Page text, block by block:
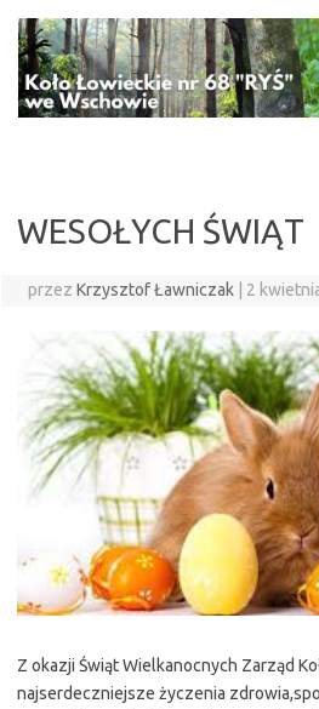
treści
WESOŁYCH ŚWIĄT
przez Krzysztof Ławniczak 2
Z okazji Świąt Wielkanocnych Zarząd
najserdeczniejsze życzenia